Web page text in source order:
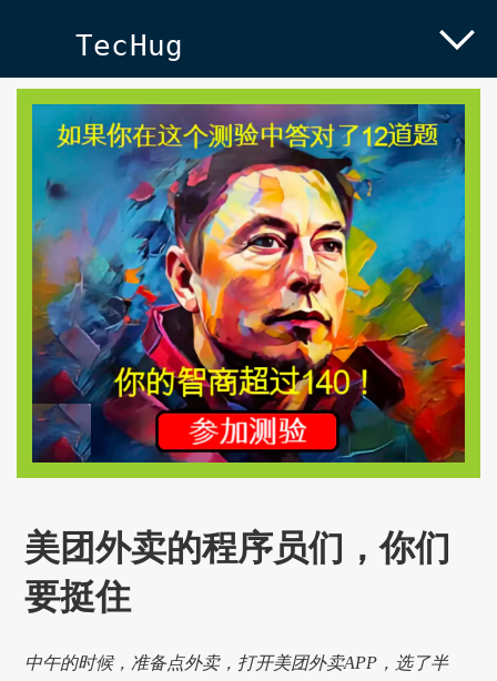
TecHug
美团外卖的程序员们，你们
要挺住
中午的时候，准备点外卖，打开美团外卖APP，选了半